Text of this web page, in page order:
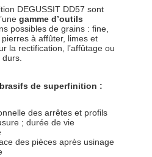
DEGUSSIT DD57 sont
gamme d’outils
possibles de grains : fine,
à affûter, limes et
la rectification, l’affûtage ou
de superfinition :
des arrêtes et profils
; durée de vie
des pièces après usinage